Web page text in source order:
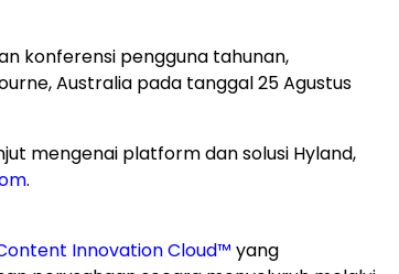
konferensi pengguna tahunan,
Australia pada tanggal 25 Agustus
mengenai platform dan solusi Hyland,
.
Innovation Cloud™ yang